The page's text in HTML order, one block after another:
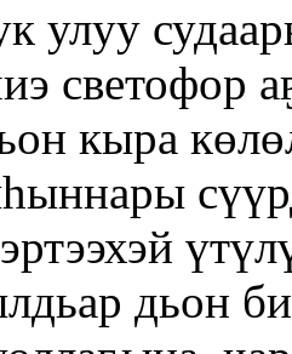
улуу
светофор
кыра
дьон